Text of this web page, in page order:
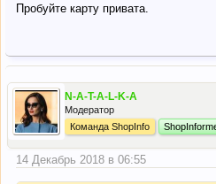
Пробуйте карту привата.
N-A-T-A-L-K-A
Модератор
Команда ShopInfo
14 Декабрь 2018 в 06:55